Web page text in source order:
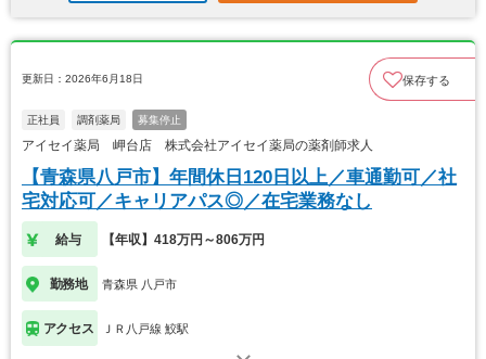
更新日：2026年6月18日 保存する
正社員 調剤薬局 募集停止
アイセイ薬局 岬台店 株式会社アイセイ薬局の薬剤師求人
【青森県八戸市】年間休日120日以上／車通勤可／社
宅対応可／キャリアパス◎／在宅業務なし
給与 【年収】418万円～806万円
勤務地 青森県 八戸市
アクセス ＪＲ八戸線 鮫駅